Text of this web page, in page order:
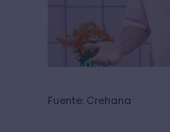
Fuente: Crehana